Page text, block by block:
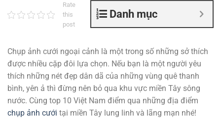
Danh mục
Rate
this
post
Chụp ảnh cưới ngoại cảnh là một trong số những sở thích
được nhiều cặp đôi lựa chọn. Nếu bạn là một người yêu
thích những nét đẹp dân dã của những vùng quê thanh
bình, yên ả thì đừng nên bỏ qua khu vực miền Tây sông
nước. Cùng top 10 Việt Nam điểm qua những địa điểm
chụp ảnh cưới tại miền Tây lung linh và lãng mạn nhé!